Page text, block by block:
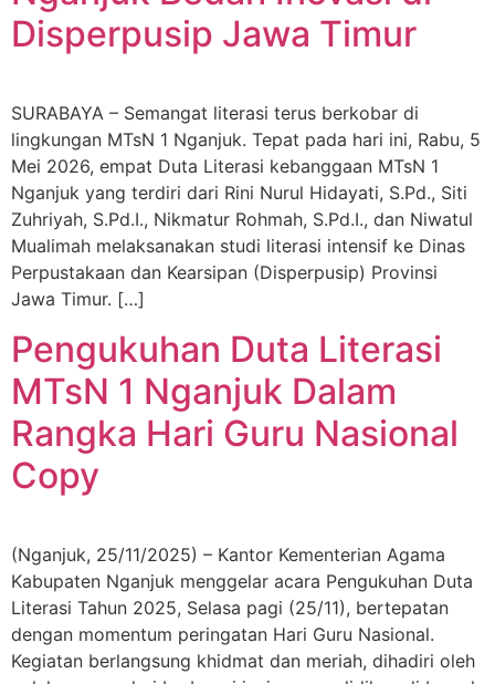
Disperpusip Jawa Timur
SURABAYA – Semangat literasi terus berkobar di
lingkungan MTsN 1 Nganjuk. Tepat pada hari ini, Rabu, 5
Mei 2026, empat Duta Literasi kebanggaan MTsN 1
Nganjuk yang terdiri dari Rini Nurul Hidayati, S.Pd., Siti
Zuhriyah, S.Pd.I., Nikmatur Rohmah, S.Pd.I., dan Niwatul
Mualimah melaksanakan studi literasi intensif ke Dinas
Perpustakaan dan Kearsipan (Disperpusip) Provinsi
Jawa Timur. […]
Pengukuhan Duta Literasi
MTsN 1 Nganjuk Dalam
Rangka Hari Guru Nasional
Copy
(Nganjuk, 25/11/2025) – Kantor Kementerian Agama
Kabupaten Nganjuk menggelar acara Pengukuhan Duta
Literasi Tahun 2025, Selasa pagi (25/11), bertepatan
dengan momentum peringatan Hari Guru Nasional.
Kegiatan berlangsung khidmat dan meriah, dihadiri oleh